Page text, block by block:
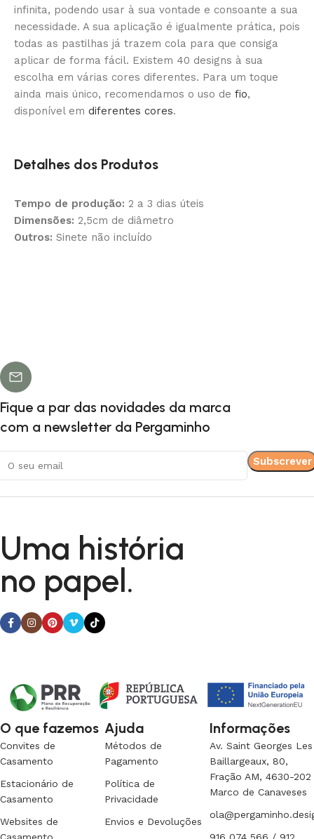
infinita, podendo usar à sua vontade e consoante a sua
necessidade. A sua aplicação é igualmente prática, pois
todas as pastilhas já trazem cola para que consiga
aplicar de forma fácil. Existem 40 designs à sua
escolha em várias cores diferentes. Para um toque
ainda mais único, recomendamos o uso de fio,
disponível em diferentes cores.
Detalhes dos Produtos
Tempo de produção: 2 a 3 dias úteis
Dimensões: 2,5cm de diâmetro
Outros: Sinete não incluído
Fique a par das novidades da marca
com a newsletter da Pergaminho
O que fazemos
Convites de
Casamento
Estacionário de
Casamento
Websites de
Ajuda
Métodos de
Pagamento
Política de
Privacidade
Envios e Devoluções
Informações
Av. Saint Georges Les
Baillargeaux, 80,
Fração AM, 4630-202
Marco de Canaveses
Uma história
no papel.